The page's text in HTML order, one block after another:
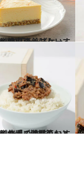
すぐれもの 「チーズケーキ」～関東篇～
しいすぐれもの「ごはんのおとも」～九州・沖縄篇～